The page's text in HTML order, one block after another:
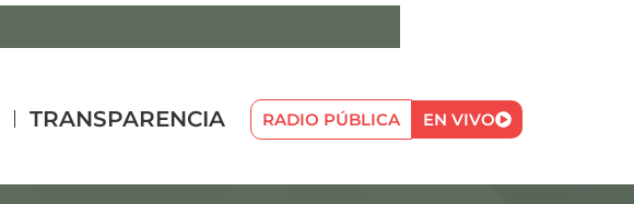
TRANSPARENCIA RADIO PÚBLICA EN VIVO